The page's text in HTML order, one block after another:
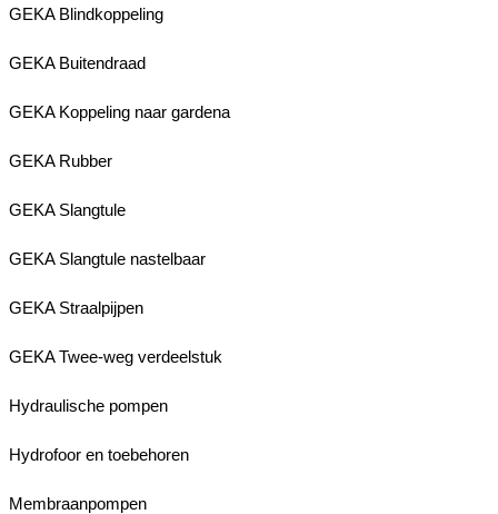
GEKA Blindkoppeling
GEKA Buitendraad
GEKA Koppeling naar gardena
GEKA Rubber
GEKA Slangtule
GEKA Slangtule nastelbaar
GEKA Straalpijpen
GEKA Twee-weg verdeelstuk
Hydraulische pompen
Hydrofoor en toebehoren
Membraanpompen